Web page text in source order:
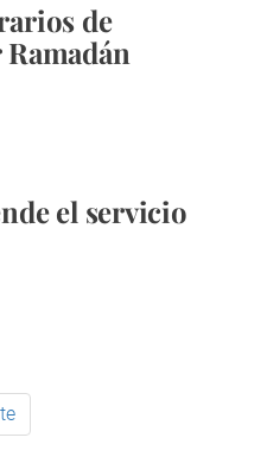
de
el servicio